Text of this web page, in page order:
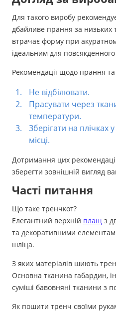
Для такого виробу
дбайливе прання за низьких
втрачає форму при
ідеальним для
Рекомендації щодо прання та
Не відбілювати.
Прасувати через
температури.
Зберігати на
місці.
Дотримання цих
зберегти зовнішній вигляд
Часті питання
Що таке тренчкот?
Елегантний верхній плащ з
та декоративними
шліца.
З яких матеріалів шиють
Основна тканина габардин,
суміші бавовняні тканини з
Як пошити тренч своїми